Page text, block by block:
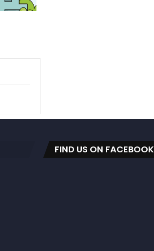
FIND US ON FACEBOOK